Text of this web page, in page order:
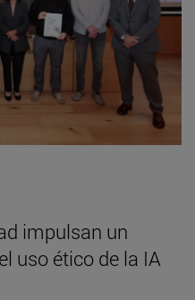
impulsan un
uso ético de la IA